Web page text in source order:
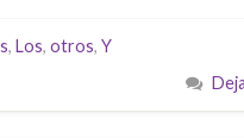
, Los, otros, Y